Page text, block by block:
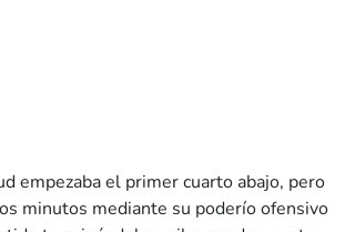
empezaba el primer cuarto abajo, pero
minutos mediante su poderío ofensivo